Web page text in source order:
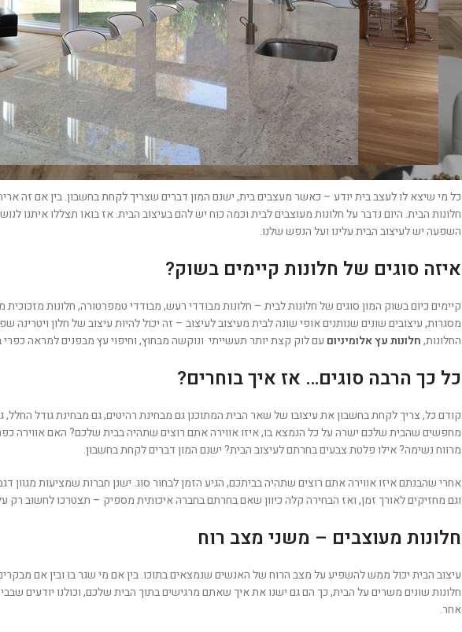
כל מי שיצא לו לעצב בית יודע – כאשר מעצבים בית, ישנם המון דברים שצריך לקחת בחשבון. בין אם זה
חלונות הבית. היום נדבר על חלונות מעוצבים לבית וכמה כוח יש להם בעיצוב הבית. אז בואו תצללו איתנו
השפעה יש לעיצוב הבית עלינו ועל הנפש שלנו.
איזה סוגים של חלונות קיימים בשוק?
קיימים כיום בשוק המון סוגים של חלונות לבית – חלונות מבודדי רעש, מבודדי טמפרטורה, חלונות
מסגרות, עיצובים שונים שנותנים אופי שונה לבית מעיצוב לעיצוב – זה יכול להיות עיצוב של חלון
החלונות,חלונות עץ אלומיניום עם לוק קצת יותר תעשייתי ונוקשה מבחוץ, וחיפוי עץ מבפנים למראה כפרי
כל כך הרבה סוגים… אז איך בוחרים?
קודם כל, צריך לקחת בחשבון את עיצובו של שאר הבית המתוכנן גם מבחינת רהיטים, גם מבחינת גודל החלל,
מחפשים שהבית שלכם ישרה על כל הנמצא בו, איזו אווירה אתם רוצים שתהיה בבית שלכם? האם אווירה
מרווח נשימה? אילו פלטת צבעים בחרתם לעיצוב הבית? ישנם המון דברים לקחת בחשבון.
אחרי שהבנתם איזו אווירה אתם רוצים שתהיה בביתכם, הגיע הזמן לבחור סוג. ישנן חברות שמציעות
וגם מחזיקים לאורך זמן, ואז הבחירה קלה כיוון שאם בחרתם בחברה איכותית מספיק – תצטרכו לחשוב רק
חלונות מעוצבים – משני מצב רוח
עיצוב הבית יכול ממש להשפיע על מצב הרוח של האנשים שנמצאים בתוכו. בין אם מי שגר בו ובין אם
חלונות שונים משרים על הבית, כך הם גם ישנו את איך שאתם מרגישים בתוך הבית שלכם, וכולנו יודעים
אחר.